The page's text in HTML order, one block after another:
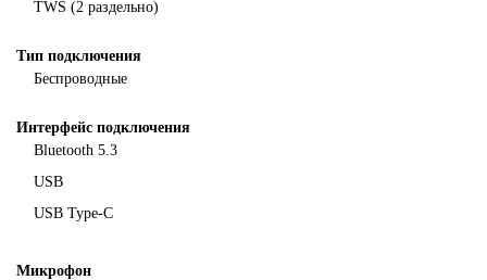
TWS (2 раздельно)
Тип подключения
Беспроводные
Интерфейс подключения
Bluetooth 5.3
USB
USB Type-C
Микрофон